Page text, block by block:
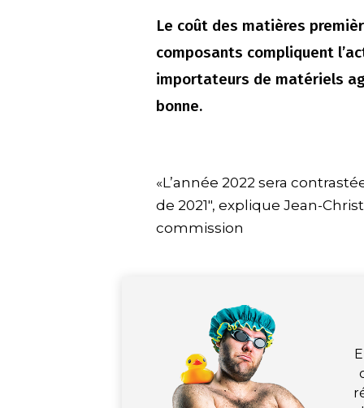
Le coût des matières
composants compliquent
importateurs de matériels
bonne.
«L’année 2022 sera
de 2021″, explique Jean-
commission